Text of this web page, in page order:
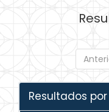
Resultados